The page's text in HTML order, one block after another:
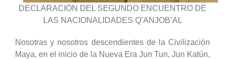
DECLARACIÓN DEL SEGUNDO ENCUENTRO DE
LAS NACIONALIDADES Q’ANJOB’AL
Nosotras y nosotros descendientes de la Civilización
Maya, en el inicio de la Nueva Era Jun Tun, Jun Katún,